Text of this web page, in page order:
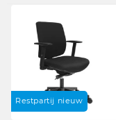
Restpartij nieuw